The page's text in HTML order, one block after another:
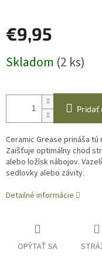
€9,95
cena:
Skladom (2 ks)
Pridať
Ceramic Grease prináša
Zaišťuje optimálny chod
alebo ložísk nábojov.
sedlovky alebo závity.
Detailné informácie
OPÝTAŤ SA